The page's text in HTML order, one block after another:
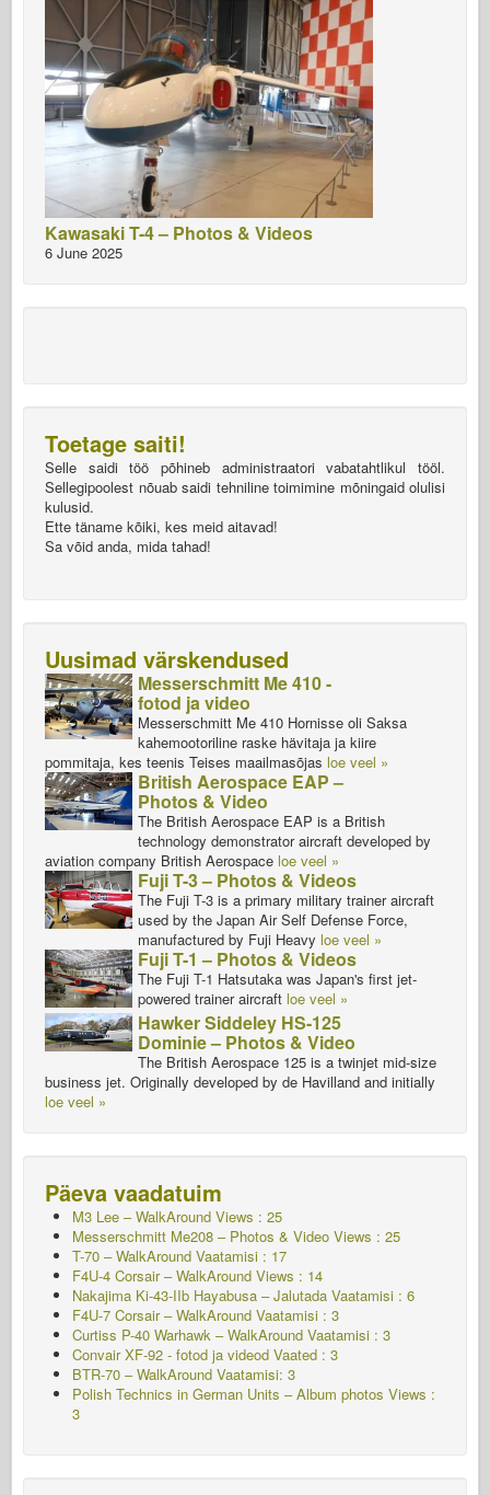
Kawasaki T-4 – Photos & Videos
6 June 2025
Toetage saiti!
Selle saidi töö põhineb administraatori vabatahtlikul tööl.
Sellegipoolest nõuab saidi tehniline toimimine mõningaid olulisi
kulusid.
Ette täname kõiki, kes meid aitavad!
Sa võid anda, mida tahad!
Uusimad värskendused
Messerschmitt Me 410 -
fotod ja video
Messerschmitt Me 410 Hornisse oli Saksa
kahemootoriline raske hävitaja ja kiire
pommitaja, kes teenis Teises maailmasõjas loe veel »
British Aerospace EAP –
Photos & Video
The British Aerospace EAP is a British
technology demonstrator aircraft developed by
aviation company British Aerospace loe veel »
Fuji T-3 – Photos & Videos
The Fuji T-3 is a primary military trainer aircraft
used by the Japan Air Self Defense Force,
manufactured by Fuji Heavy loe veel »
Fuji T-1 – Photos & Videos
The Fuji T-1 Hatsutaka was Japan's first jet-
powered trainer aircraft loe veel »
Hawker Siddeley HS-125
Dominie – Photos & Video
The British Aerospace 125 is a twinjet mid-size
business jet. Originally developed by de Havilland and initially
loe veel »
Päeva vaadatuim
M3 Lee – WalkAround Views : 25
Messerschmitt Me208 – Photos & Video Views : 25
T-70 – WalkAround Vaatamisi : 17
F4U-4 Corsair – WalkAround Views : 14
Nakajima Ki-43-IIb Hayabusa – Jalutada Vaatamisi : 6
F4U-7 Corsair – WalkAround Vaatamisi : 3
Curtiss P-40 Warhawk – WalkAround Vaatamisi : 3
Convair XF-92 - fotod ja videod Vaated : 3
BTR-70 – WalkAround Vaatamisi: 3
Polish Technics in German Units – Album photos Views :
3